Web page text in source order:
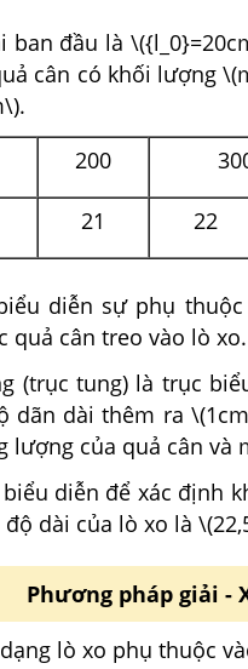
ban đầu là
cân có khối lượng
200
21 22
diễn sự phụ
quả cân treo vào lò xo.
(trục tung) là trục
dãn dài thêm ra
lượng của quả cân và
diễn để xác định
dài của lò xo là
Phương pháp giải -
lò xo phụ thuộc